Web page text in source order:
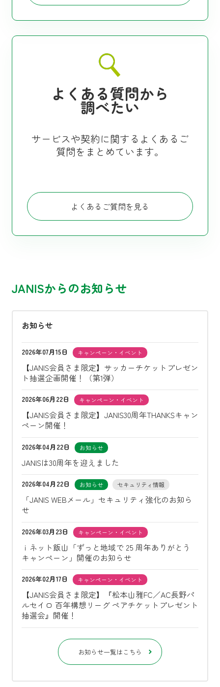
よくある質問から
調べたい
サービスや契約に関するよくあるご
質問をまとめています。
よくあるご質問を見る
JANISからのお知らせ
お知らせ
2026年07月15日 キャンペーン・イベント
【JANIS会員さま限定】サッカーチケットプレゼン
ト抽選企画開催！（第1弾）
2026年06月22日 キャンペーン・イベント
【JANIS会員さま限定】JANIS30周年THANKSキャン
ペーン開催！
2026年04月22日 お知らせ
JANISは30周年を迎えました
2026年04月22日 お知らせ セキュリティ情報
「JANIS WEBメール」セキュリティ強化のお知ら
せ
2026年03月23日 キャンペーン・イベント
ｉネット飯山「ずっと地域で 25 周年ありがとう
キャンペーン」開催のお知らせ
2026年02月17日 キャンペーン・イベント
【JANIS会員さま限定】『松本山雅FC／AC長野パ
ルセイロ 百年構想リーグ ペアチケットプレゼント
抽選会』開催！
お知らせ一覧はこちら